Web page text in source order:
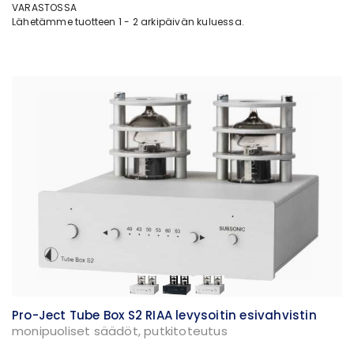
VARASTOSSA
Lähetämme tuotteen 1 - 2 arkipäivän kuluessa.
Pro-Ject Tube Box S2 RIAA levysoitin esivahvistin
monipuoliset säädöt, putkitoteutus